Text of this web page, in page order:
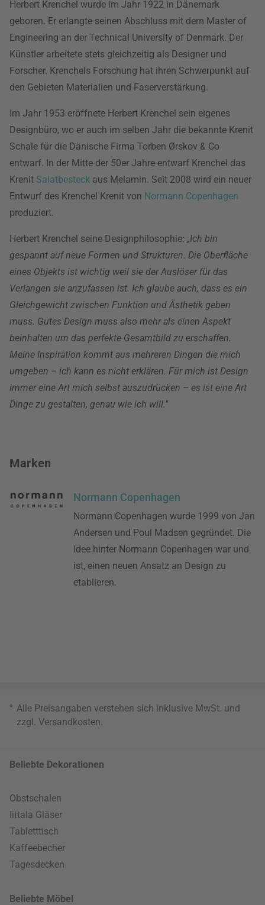
Herbert Krenchel wurde im Jahr 1922 in Dänemark
geboren. Er erlangte seinen Abschluss mit dem Master of
Engineering an der Technical University of Denmark. Der
Künstler arbeitete stets gleichzeitig als Designer und
Forscher. Krenchels Forschung hat ihren Schwerpunkt auf
den Gebieten Materialien und Faserverstärkung.
Im Jahr 1953 eröffnete Herbert Krenchel sein eigenes
Designbüro, wo er auch im selben Jahr die bekannte Krenit
Schale für die Dänische Firma Torben Ørskov & Co
entwarf. In der Mitte der 50er Jahre entwarf Krenchel das
Krenit Salatbesteck aus Melamin. Seit 2008 wird ein neuer
Entwurf des Krenchel Krenit von Normann Copenhagen
produziert.
Herbert Krenchel seine Designphilosophie: „Ich bin
gespannt auf neue Formen und Strukturen. Die Oberfläche
eines Objekts ist wichtig weil sie der Auslöser für das
Verlangen sie anzufassen ist. Ich glaube auch, dass es ein
Gleichgewicht zwischen Funktion und Ästhetik geben
muss. Gutes Design muss also mehr als einen Aspekt
beinhalten um das perfekte Gesamtbild zu erschaffen.
Meine Inspiration kommt aus mehreren Dingen die mich
umgeben – ich kann es nicht erklären. Für mich ist Design
immer eine Art mich selbst auszudrücken – es ist eine Art
Dinge zu gestalten, genau wie ich will."
Marken
Normann Copenhagen
Normann Copenhagen wurde 1999 von Jan
Andersen und Poul Madsen gegründet. Die
Idee hinter Normann Copenhagen war und
ist, einen neuen Ansatz an Design zu
etablieren.
* Alle Preisangaben verstehen sich inklusive MwSt. und
zzgl. Versandkosten
Beliebte Dekorationen
Obstschalen
Iittala Gläser
Tabletttisch
Kaffeebecher
Tagesdecken
Beliebte Möbel